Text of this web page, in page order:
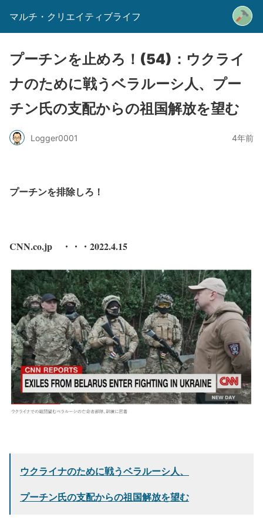
マルチ・クリエイティブライフ
プーチンを止めろ！(54)：ウクライ
ナのために戦うベラルーシ人、プー
チン氏の支配からの祖国解放を望む
Logger0001 4年前
プーチンを排除しろ！
CNN.co.jp ・・・2022.4.15
ウクライナのために戦うベラルーシ人、
プーチン氏の支配からの祖国解放を望む